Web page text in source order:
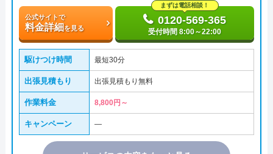
公式サイトで
料金詳細を見る
まずは電話相談！
0120-569-365
受付時間 8:00～22:00
駆けつけ時間 最短30分
出張見積もり 出張見積もり無料
作業料金 8,800円～
キャンペーン ―